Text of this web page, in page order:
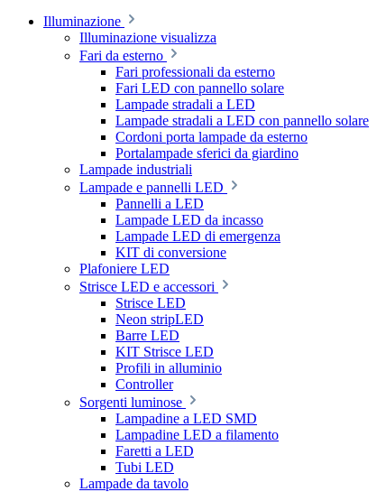
Illuminazione
Illuminazione visualizza
Fari da esterno
Fari professionali da esterno
Fari LED con pannello solare
Lampade stradali a LED
Lampade stradali a LED con pannello solare
Cordoni porta lampade da esterno
Portalampade sferici da giardino
Lampade industriali
Lampade e pannelli LED
Pannelli a LED
Lampade LED da incasso
Lampade LED di emergenza
KIT di conversione
Plafoniere LED
Strisce LED e accessori
Strisce LED
Neon stripLED
Barre LED
KIT Strisce LED
Profili in alluminio
Controller
Sorgenti luminose
Lampadine a LED SMD
Lampadine LED a filamento
Faretti a LED
Tubi LED
Lampade da tavolo